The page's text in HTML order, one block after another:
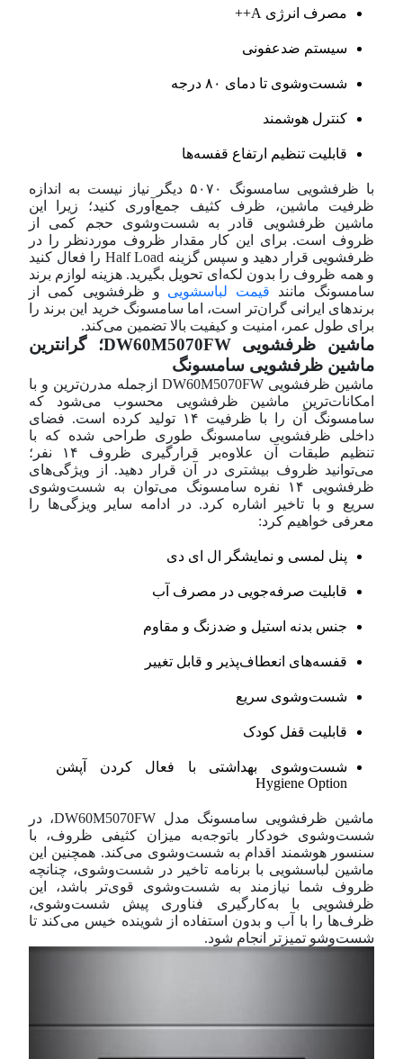
مصرف انرژی A++
سیستم ضد‌عفونی
شست‌و‌شوی تا دمای ۸۰ درجه
کنترل هوشمند
قابلیت تنظیم ارتفاع قفسه‌ها
با ظرفشویی سامسونگ ۵۰۷۰ دیگر نیاز نیست به اندازه
ظرفیت ماشین، ظرف کثیف جمع‌آوری کنید؛ زیرا این
ماشین ظرفشویی قادر به شست‌و‌شوی حجم کمی از
ظروف است. برای این کار مقدار ظروف مورد‌نظر را در
ظرفشویی قرار دهید و سپس گزینه Half Load را فعال کنید
و همه ظروف را بدون لکه‌ای تحویل بگیرید. هزینه لوازم برند
سامسونگ مانند قیمت لباسشویی و ظرفشویی کمی از
برند‌های ایرانی گران‌تر است، اما سامسونگ خرید این برند را
برای طول عمر، امنیت و کیفیت بالا تضمین می‌کند.
ماشین ظرفشویی DW60M5070FW؛ گرانترین
ماشین ظرفشویی سامسونگ
ماشین ظرفشویی DW60M5070FW از‌جمله مدرن‌ترین و با
امکانات‌ترین ماشین ظرفشویی محسوب می‌شود که
سامسونگ آن را با ظرفیت ۱۴ تولید کرده است. فضای
داخلی ظرفشویی سامسونگ طوری طراحی شده که با
تنظیم طبقات آن علاوه‌بر قرار‌گیری ظروف ۱۴ نفر؛
می‌توانید ظروف بیشتری در آن قرار دهید. از ویژگی‌های
ظرفشویی ۱۴ نفره سامسونگ می‌توان به شست‌و‌شوی
سریع و با تاخیر اشاره کرد. در ادامه سایر ویزگی‌ها را
معرفی خواهیم کرد:
پنل لمسی و نمایشگر ال ای دی
قابلیت صرفه‌جویی در مصرف آب
جنس بدنه استیل و ضد‌زنگ و مقاوم
قفسه‌های انعطاف‌پذیر و قابل تغییر
شست‌و‌شوی سریع
قابلیت قفل کودک
شست‌و‌شوی بهداشتی با فعال کردن آپشن
Hygiene Option
ماشین ظرفشویی سامسونگ مدل DW60M5070FW، در
شست‌و‌شوی خودکار با‌توجه‌به میزان کثیفی ظروف، با
سنسور هوشمند اقدام به شست‌و‌شوی می‌کند. همچنین این
ماشین لباسشویی با برنامه تاخیر در شست‌و‌شوی، چنانچه
ظروف شما نیازمند به شست‌و‌شوی قوی‌تر باشد، این
ظرفشویی با به‌کار‌گیری فناوری پیش شست‌و‌شوی،
ظرف‌ها را با آب و بدون استفاده از شوینده خیس می‌کند تا
شست‌و‌شو تمیز‌تر انجام شود.